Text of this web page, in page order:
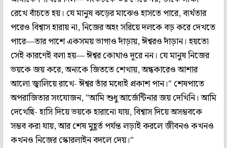
রেখে বাঁচতে হয়। যে মানুষ ঝড়ের মাঝেও হাসতে পারে, ব্যর্থতার
পরেও বিশ্বাস হারায় না, নিজের অহং সরিয়ে দলকে বড় করে দেখতে
পারে—তার পাশে একসময় ভাগ্যও দাঁড়ায়, ঈশ্বরও দাঁড়ান। হয়তো
সেই কারণেই বলা হয়— ঈশ্বর কোথাও দূরে নন। যে মানুষ নিজের
ভয়কে জয় করে, অন্যকে জিততে শেখায়, অন্ধকারেও আশার
আলো জ্বালিয়ে রাখে- ঈশ্বর তাঁর মধ্যেই প্রকাশ পান।" শেষপাতে
অপরাজিতার সংযোজন, "আমি শুধু আর্জেন্টিনার জয় দেখিনি। আমি
দেখেছি- হাসি দিয়ে ভয়কে হারানো যায়, বিশ্বাস দিয়ে অসম্ভবকে
সম্ভব করা যায়, আর শেষ মুহূর্ত পর্যন্ত লড়াই করলে জীবনও কখনও
কখনও নিজের স্কোরলাইন বদলে দেয়।"